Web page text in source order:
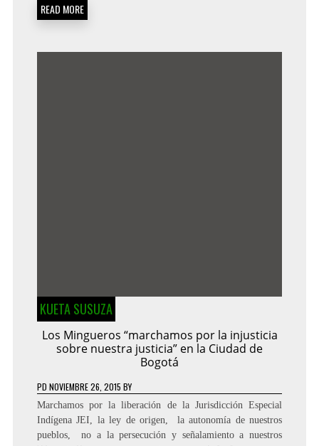
READ MORE
KUETA SUSUZA
Los Mingueros “marchamos por la injusticia
sobre nuestra justicia” en la Ciudad de
Bogotá
PD NOVIEMBRE 26, 2015 BY
Marchamos por la liberación de la Jurisdicción Especial
Indígena JEI, la ley de origen, la autonomía de nuestros
pueblos, no a la persecución y señalamiento a nuestros